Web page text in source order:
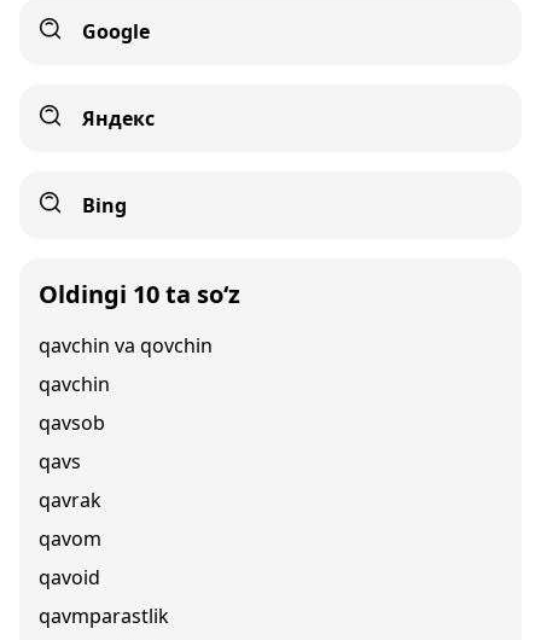
Google
Яндекс
Bing
Oldingi 10 ta so‘z
qavchin va qovchin
qavchin
qavsob
qavs
qavrak
qavom
qavoid
qavmparastlik